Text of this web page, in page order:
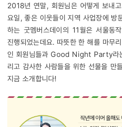
2018년 연말, 회원님은 어떻게 보내
요일, 좋은 이웃들이 지역 사업장에 방
하는 굿멤버스데이의 11월은 서울동
진행되었는데요. 따뜻한 한 해를 마무
인 회원님들과 Good Night Party라
리고 감사한 사람들을 위한 선물을 만
지금 소개합니다!